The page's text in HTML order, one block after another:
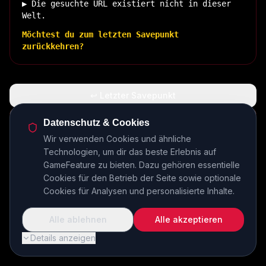
▶ Die gesuchte URL existiert nicht in dieser
Welt.
Möchtest du zum letzten Savepunkt
zurückkehren?
🏠 Zurück zur Basis
INSERT COIN TO CONTINUE...
Datenschutz & Cookies
Wir verwenden Cookies und ähnliche
Technologien, um dir das beste Erlebnis auf
GameFeature zu bieten. Dazu gehören essentielle
Cookies für den Betrieb der Seite sowie optionale
Cookies für Analysen und personalisierte Inhalte.
Details anzeigen
Alle ablehnen Alle akzeptieren